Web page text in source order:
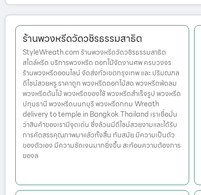
ร้านพวงหรีดวัดวชิรธรรมสาธิต
StyleWreath.com ร้านพวงหรีดวัดวชิรธรรมสาธิต
สไตล์หรีด บริการพวงหรีด ดอกไม้จัดงานศพ ครบวงจร
ร้านพวงหรีดออนไลน์ จัดส่งทั่วเขตกรุงเทพ และ ปริมณฑล
ดีไซน์สวยหรู ราคาถูก พวงหรีดดอกไม้สด พวงหรีดพัดลม
พวงหรีดต้นไม้ พวงหรีดของใช้ พวงหรีดสำเร็จรูป พวงหรีด
ปทุมธานี พวงหรีดนนทบุรี พวงหรีดกทม Wreath
delivery to temple in Bangkok Thailand เราเชื่อมั่น
ว่าสินค้าของเรามีจุดเด่น ซึ่งล้วนมีดีไซน์สวยงามและได้รับ
การคัดสรรคุณภาพมาแล้วทั้งสิ้น ทันสมัย มีความเป็นตัว
ของตัวเอง มีความชัดเจนมากยิ่งขึ้น สะท้อนความต้องการ
ของล